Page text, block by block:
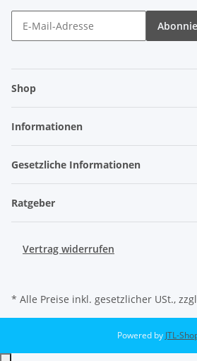
Shop
Informationen
Gesetzliche Informationen
Ratgeber
Vertrag widerrufen
* Alle Preise inkl. gesetzlicher USt.,
Powered by JTL-